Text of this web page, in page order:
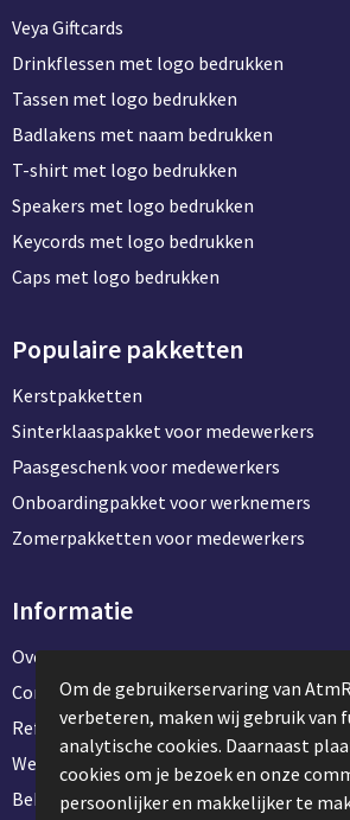
Veya Giftcards
Drinkflessen met logo bedrukken
Tassen met logo bedrukken
Badlakens met naam bedrukken
T-shirt met logo bedrukken
Speakers met logo bedrukken
Keycords met logo bedrukken
Caps met logo bedrukken
Populaire pakketten
Kerstpakketten
Sinterklaaspakket voor medewerkers
Paasgeschenk voor medewerkers
Onboardingpakket voor werknemers
Zomerpakketten voor medewerkers
Informatie
Over ons
Contact en klantenservice
Referentie projecten
Werken & stage bij AtmR Gifts
Bekijk kantoorbenodigdheden
Om de gebruikerservaring van
verbeteren, maken wij gebruik van
analytische cookies. Daarnaast
cookies om je bezoek en onze
persoonlijker en makkelijker te